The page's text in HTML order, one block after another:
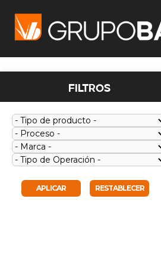
Filtros
APLICAR RESTABLECER